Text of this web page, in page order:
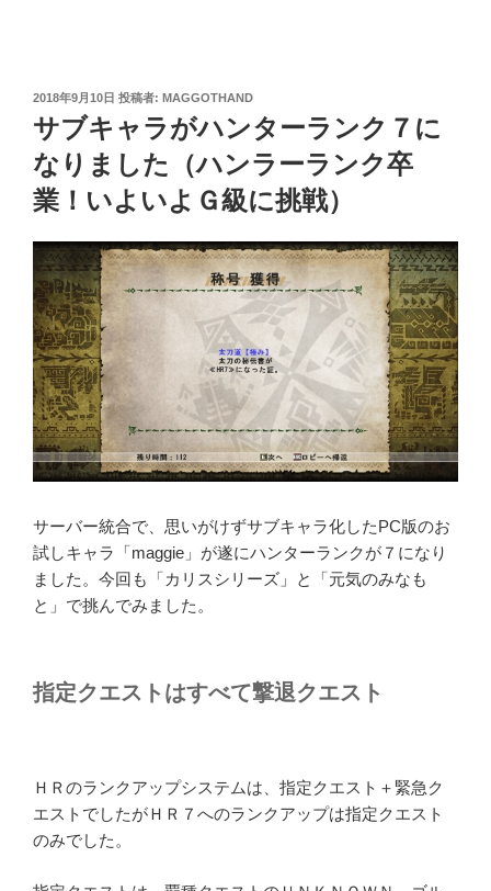
投
稿
日:
2018年9月10日 投稿者: MAGGOTHAND
サブキャラがハンターランク７に
なりました（ハンラーランク卒
業！いよいよＧ級に挑戦）
サーバー統合で、思いがけずサブキャラ化したPC版のお
試しキャラ「maggie」が遂にハンターランクが７になり
ました。今回も「カリスシリーズ」と「元気のみなも
と」で挑んでみました。
指定クエストはすべて撃退クエスト
ＨＲのランクアップシステムは、指定クエスト＋緊急ク
エストでしたがＨＲ７へのランクアップは指定クエスト
のみでした。